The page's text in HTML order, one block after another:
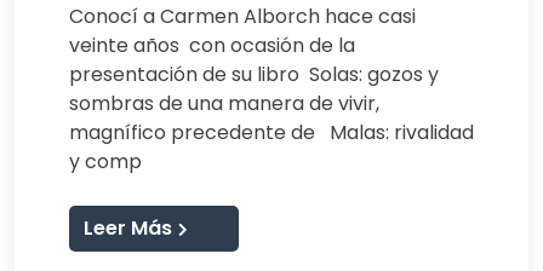
Conocí a Carmen Alborch hace casi
veinte años con ocasión de la
presentación de su libro Solas: gozos y
sombras de una manera de vivir,
magnífico precedente de Malas: rivalidad
y comp
Leer Más